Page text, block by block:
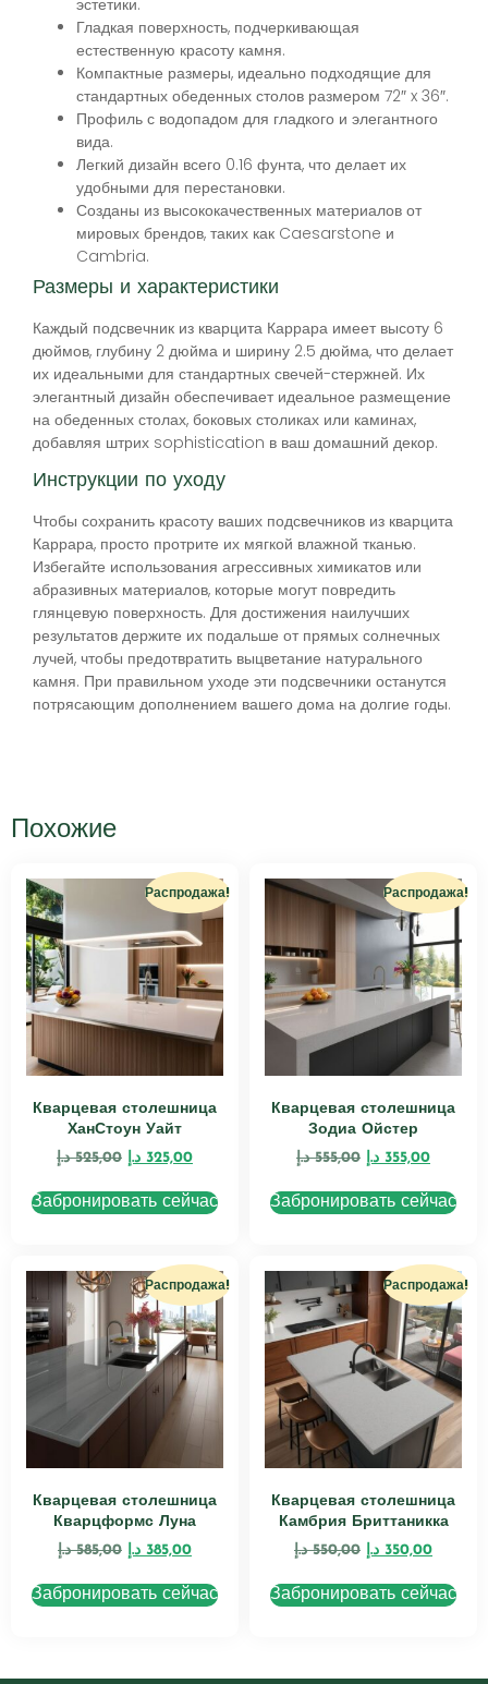
Гладкая поверхность, подчеркивающая
естественную красоту камня.
Компактные размеры, идеально подходящие для
стандартных обеденных столов размером 72″ x 36″.
Профиль с водопадом для гладкого и элегантного
вида.
Легкий дизайн всего 0.16 фунта, что делает их
удобными для перестановки.
Созданы из высококачественных материалов от
мировых брендов, таких как Caesarstone и
Cambria.
Размеры и характеристики
Каждый подсвечник из кварцита Каррара имеет высоту 6
дюймов, глубину 2 дюйма и ширину 2.5 дюйма, что делает
их идеальными для стандартных свечей-стержней. Их
элегантный дизайн обеспечивает идеальное размещение
на обеденных столах, боковых столиках или каминах,
добавляя штрих sophistication в ваш домашний декор.
Инструкции по уходу
Чтобы сохранить красоту ваших подсвечников из кварцита
Каррара, просто протрите их мягкой влажной тканью.
Избегайте использования агрессивных химикатов или
абразивных материалов, которые могут повредить
глянцевую поверхность. Для достижения наилучших
результатов держите их подальше от прямых солнечных
лучей, чтобы предотвратить выцветание натурального
камня. При правильном уходе эти подсвечники останутся
потрясающим дополнением вашего дома на долгие годы.
Похожие
Распродажа!
Кварцевая столешница
ХанСтоун Уайт
525,00 د.إ 325,00 د.إ
Забронировать сейчас
Распродажа!
Кварцевая столешница
Зодиа Ойстер
555,00 د.إ 355,00 د.إ
Забронировать сейчас
Распродажа!
Кварцевая столешница
Кварцформс Луна
585,00 د.إ 385,00 د.إ
Забронировать сейчас
Распродажа!
Кварцевая столешница
Камбрия Бриттаникка
550,00 د.إ 350,00 د.إ
Забронировать сейчас